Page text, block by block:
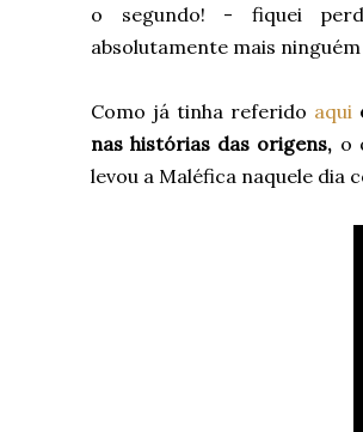
o segundo! - fiquei
absolutamente mais
Como já tinha referido aqui
nas histórias das origens, o
levou a Maléfica naquele dia